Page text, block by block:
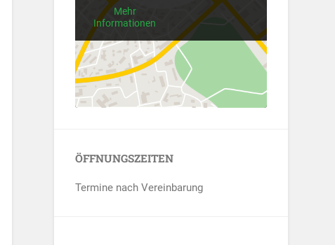
Mehr
Informationen
ÖFFNUNGSZEITEN
Termine nach Vereinbarung